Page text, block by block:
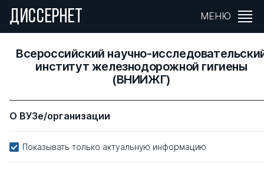
ДИССЕРНЕТ МЕНЮ
Всероссийский научно-
институт железнодорожной гигиены
(ВНИИЖГ)
О ВУЗе/организации
Показывать только актуальную информацию